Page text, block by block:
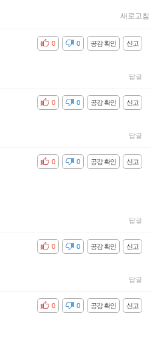
새로고침
신고
공감 확인
비공감 0
0
답글
신고
공감 확인
비공감 0
0
답글
신고
공감 확인
비공감 0
0
답글
신고
공감 확인
비공감 0
0
답글
신고
공감 확인
비공감 0
0